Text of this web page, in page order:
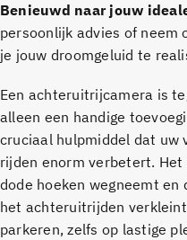
Benieuwd naar jouw
persoonlijk advies of neem
je jouw droomgeluid te
Een achteruitrijcamera is
alleen een handige
cruciaal hulpmiddel dat uw
rijden enorm verbetert.
dode hoeken wegneemt en
het achteruitrijden
parkeren, zelfs op lastige